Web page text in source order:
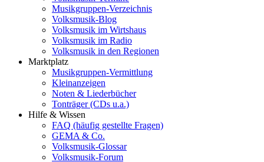
Musikgruppen-Verzeichnis
Volksmusik-Blog
Volksmusik im Wirtshaus
Volksmusik im Radio
Volksmusik in den Regionen
Marktplatz
Musikgruppen-Vermittlung
Kleinanzeigen
Noten & Liederbücher
Tonträger (CDs u.a.)
Hilfe & Wissen
FAQ (häufig gestellte Fragen)
GEMA & Co.
Volksmusik-Glossar
Volksmusik-Forum